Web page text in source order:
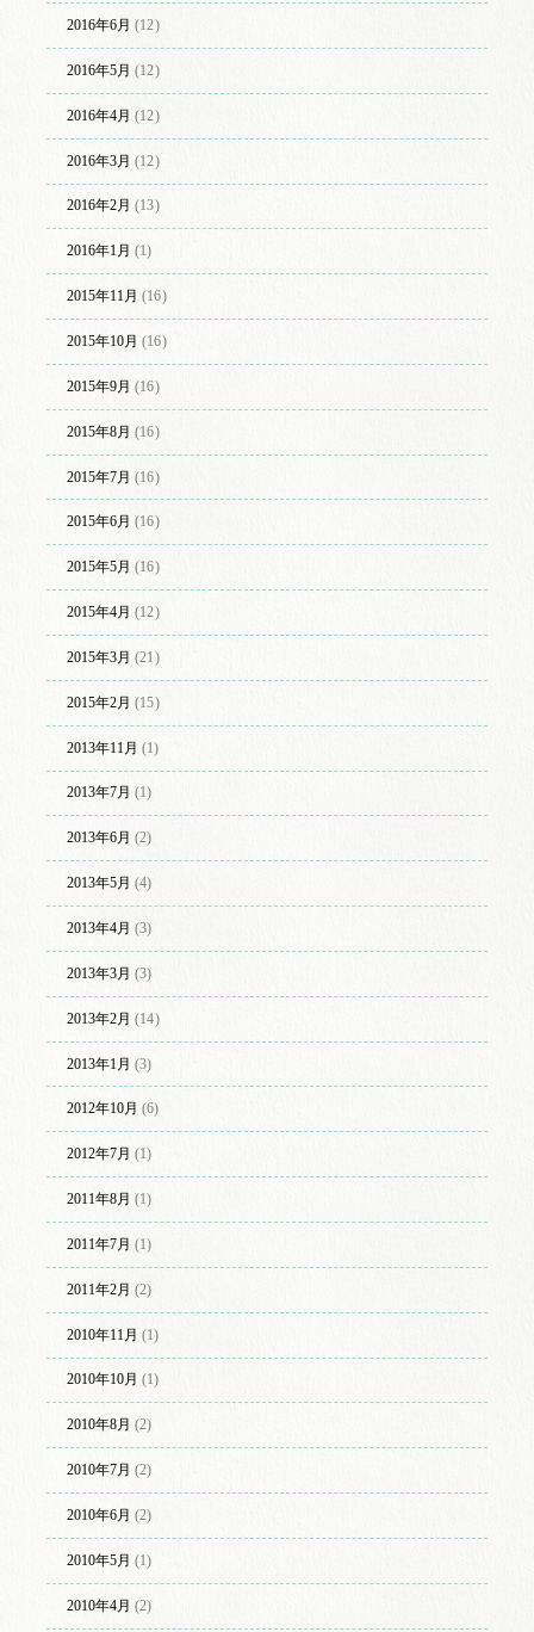
2016年6月 (12)
2016年5月 (12)
2016年4月 (12)
2016年3月 (12)
2016年2月 (13)
2016年1月 (1)
2015年11月 (16)
2015年10月 (16)
2015年9月 (16)
2015年8月 (16)
2015年7月 (16)
2015年6月 (16)
2015年5月 (16)
2015年4月 (12)
2015年3月 (21)
2015年2月 (15)
2013年11月 (1)
2013年7月 (1)
2013年6月 (2)
2013年5月 (4)
2013年4月 (3)
2013年3月 (3)
2013年2月 (14)
2013年1月 (3)
2012年10月 (6)
2012年7月 (1)
2011年8月 (1)
2011年7月 (1)
2011年2月 (2)
2010年11月 (1)
2010年10月 (1)
2010年8月 (2)
2010年7月 (2)
2010年6月 (2)
2010年5月 (1)
2010年4月 (2)